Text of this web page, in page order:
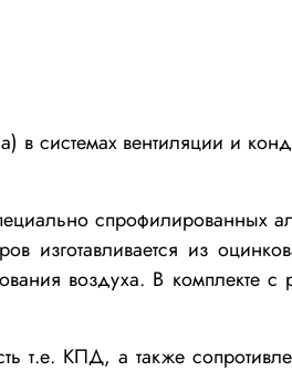
в системах вентиляции и
изготавливается из
воздуха. В комплекте с
т.е. КПД, а также